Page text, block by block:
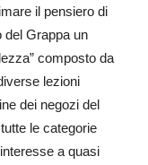
il pensiero di
del Grappa un
composto da
lezioni
dei negozi del
le categorie
a quasi